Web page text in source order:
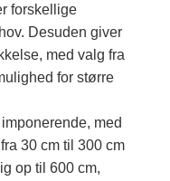
forskellige
Desuden giver
med valg fra
for større
med
30 cm til 300 cm
op til 600 cm,